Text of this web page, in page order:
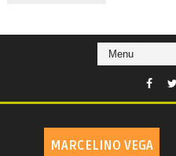
MARCELINO VEGA